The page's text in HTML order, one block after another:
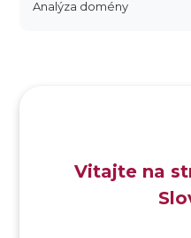
Analýza domény
Analýza príčin a následkov
Vitajte na